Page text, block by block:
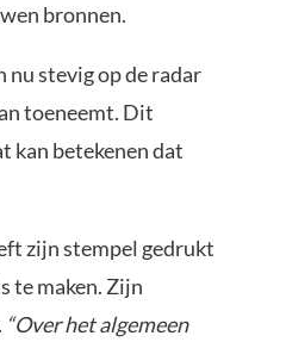
bronnen.
stevig op de radar
toeneemt. Dit
kan betekenen dat
zijn stempel gedrukt
te maken. Zijn
“Over het algemeen